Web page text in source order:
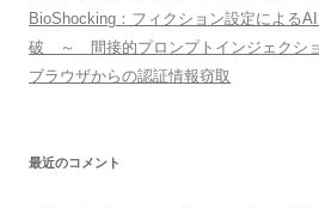
BioShocking：フィクション設定による
破 ～ 間接的プロンプトインジェクシ
ブラウザからの認証情報窃取
最近のコメント